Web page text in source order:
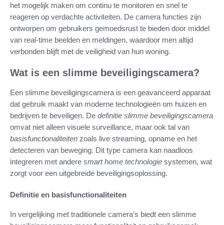
het mogelijk maken om continu te monitoren en snel te
reageren op verdachte activiteiten. De camera functies zijn
ontworpen om gebruikers gemoedsrust te bieden door middel
van real-time beelden en meldingen, waardoor men altijd
verbonden blijft met de veiligheid van hun woning.
Wat is een slimme beveiligingscamera?
Een slimme beveiligingscamera is een geavanceerd apparaat
dat gebruik maakt van moderne technologieën om huizen en
bedrijven te beveiligen. De definitie slimme beveiligingscamera
omvat niet alleen visuele surveillance, maar ook tal van
basisfunctionaliteiten zoals live streaming, opname en het
detecteren van beweging. Dit type camera kan naadloos
integreren met andere smart home technologie systemen, wat
zorgt voor een uitgebreide beveiligingsoplossing.
Definitie en basisfunctionaliteiten
In vergelijking met traditionele camera’s biedt een slimme